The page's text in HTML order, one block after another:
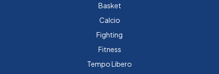
Basket
Calcio
Fighting
Fitness
Tempo Libero